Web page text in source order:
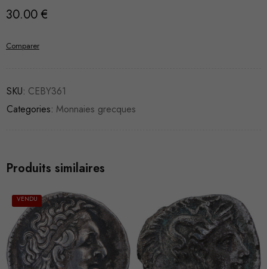
30.00 €
Comparer
SKU: CEBY361
Categories: Monnaies grecques
Produits similaires